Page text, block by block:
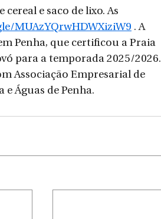
e saco de lixo. As
MUAzYQrwHDWXiziW9 . A
Penha, que certificou a Praia
para a temporada 2025/2026.
Associação Empresarial de
Águas de Penha.